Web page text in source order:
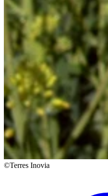
©Terres Inovia